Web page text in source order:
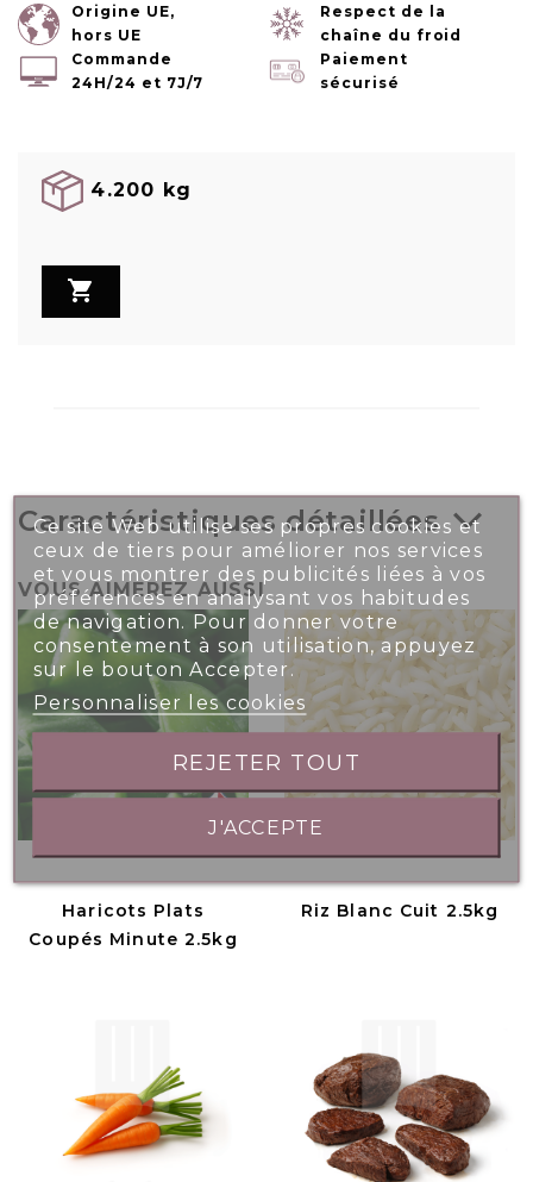
Origine UE,
hors UE
Respect de la
chaîne du froid
Commande
24H/24 et 7J/7
Paiement
sécurisé
4.200 kg

Caractéristiques détaillées
VOUS AIMEREZ AUSSI
Haricots Plats
Coupés Minute 2.5kg
Riz Blanc Cuit 2.5kg
Ce site Web utilise ses propres cookies et
ceux de tiers pour améliorer nos services
et vous montrer des publicités liées à vos
préférences en analysant vos habitudes
de navigation. Pour donner votre
consentement à son utilisation, appuyez
sur le bouton Accepter.
Personnaliser les cookies
REJETER TOUT
J'ACCEPTE